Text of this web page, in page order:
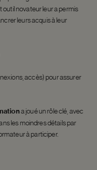
novateur leur a permis
leurs acquis à leur
accès) pour assurer
a joué un rôle clé, avec
les moindres détails par
à participer.